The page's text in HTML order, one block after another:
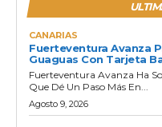
CANARIAS
Fuerteventura Avanza
Guaguas Con Tarjeta
Fuerteventura Avanza Ha
Que Dé Un Paso Más En...
Agosto 9, 2026